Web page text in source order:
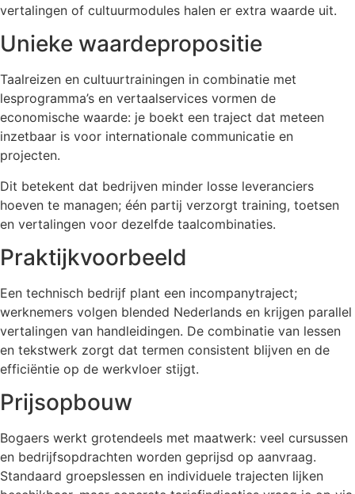
vertalingen of cultuurmodules halen er extra waarde uit.
Unieke waardepropositie
Taalreizen en cultuurtrainingen in combinatie met
lesprogramma’s en vertaalservices vormen de
economische waarde: je boekt een traject dat meteen
inzetbaar is voor internationale communicatie en
projecten.
Dit betekent dat bedrijven minder losse leveranciers
hoeven te managen; één partij verzorgt training, toetsen
en vertalingen voor dezelfde taalcombinaties.
Praktijkvoorbeeld
Een technisch bedrijf plant een incompanytraject;
werknemers volgen blended Nederlands en krijgen parallel
vertalingen van handleidingen. De combinatie van lessen
en tekstwerk zorgt dat termen consistent blijven en de
efficiëntie op de werkvloer stijgt.
Prijsopbouw
Bogaers werkt grotendeels met maatwerk: veel cursussen
en bedrijfsopdrachten worden geprijsd op aanvraag.
Standaard groepslessen en individuele trajecten lijken